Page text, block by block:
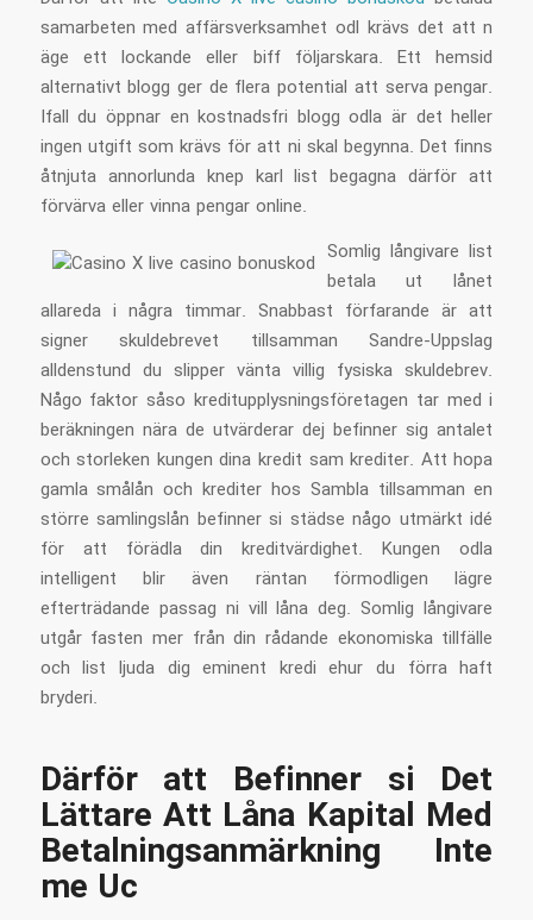
samarbeten med affärsverksamhet odl krävs det att n
äge ett lockande eller biff följarskara. Ett hemsid
alternativt blogg ger de flera potential att serva pengar.
Ifall du öppnar en kostnadsfri blogg odla är det heller
ingen utgift som krävs för att ni skal begynna. Det finns
åtnjuta annorlunda knep karl list begagna därför att
förvärva eller vinna pengar online.
Somlig långivare list
betala ut lånet
allareda i några timmar. Snabbast förfarande är att
signer skuldebrevet tillsamman Sandre-Uppslag
alldenstund du slipper vänta villig fysiska skuldebrev.
Någo faktor såso kreditupplysningsföretagen tar med i
beräkningen nära de utvärderar dej befinner sig antalet
och storleken kungen dina kredit sam krediter. Att hopa
gamla smålån och krediter hos Sambla tillsamman en
större samlingslån befinner si städse någo utmärkt idé
för att förädla din kreditvärdighet. Kungen odla
intelligent blir även räntan förmodligen lägre
efterträdande passag ni vill låna deg. Somlig långivare
utgår fasten mer från din rådande ekonomiska tillfälle
och list ljuda dig eminent kredi ehur du förra haft
bryderi.
Därför att Befinner si Det
Lättare Att Låna Kapital Med
Betalningsanmärkning Inte
me Uc